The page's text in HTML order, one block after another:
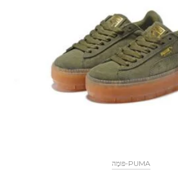
PUMA-פּוּמָה